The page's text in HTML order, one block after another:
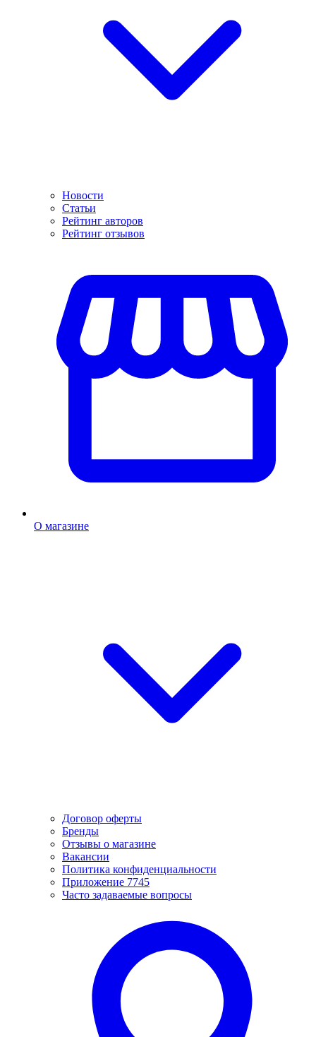
Новости
Статьи
Рейтинг авторов
Рейтинг отзывов
О магазине
Договор оферты
Бренды
Отзывы о магазине
Вакансии
Политика конфиденциальности
Приложение 7745
Часто задаваемые вопросы